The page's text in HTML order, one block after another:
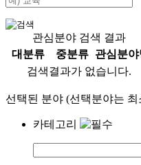
관심분야 검색 결과
대분류
중분류
관심분야
검색결과가 없습니다.
선택된 분야 (선택분야는
카테고리